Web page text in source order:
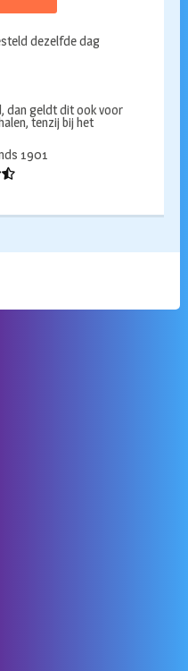
dezelfde dag
dan geldt dit ook voor
tenzij bij het
1901